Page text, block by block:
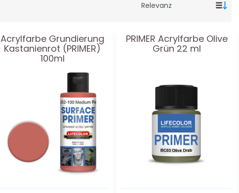
Acrylfarbe Grundierung
Kastanienrot (PRIMER)
100ml
PRIMER Acrylfarbe Olive
Grün 22 ml